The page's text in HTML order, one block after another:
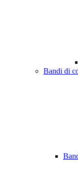
Bandi di